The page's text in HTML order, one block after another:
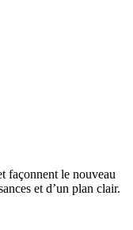
façonnent le nouveau
et d’un plan clair.